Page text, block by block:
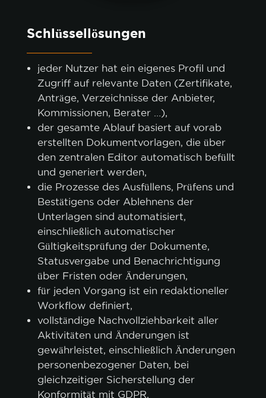
Schlüssellösungen
jeder Nutzer hat ein eigenes Profil und
Zugriff auf relevante Daten (Zertifikate,
Anträge, Verzeichnisse der Anbieter,
Kommissionen, Berater …),
der gesamte Ablauf basiert auf vorab
erstellten Dokumentvorlagen, die über
den zentralen Editor automatisch befüllt
und generiert werden,
die Prozesse des Ausfüllens, Prüfens und
Bestätigens oder Ablehnens der
Unterlagen sind automatisiert,
einschließlich automatischer
Gültigkeitsprüfung der Dokumente,
Statusvergabe und Benachrichtigung
über Fristen oder Änderungen,
für jeden Vorgang ist ein redaktioneller
Workflow definiert,
vollständige Nachvollziehbarkeit aller
Aktivitäten und Änderungen ist
gewährleistet, einschließlich Änderungen
personenbezogener Daten, bei
gleichzeitiger Sicherstellung der
Konformität mit GDPR,